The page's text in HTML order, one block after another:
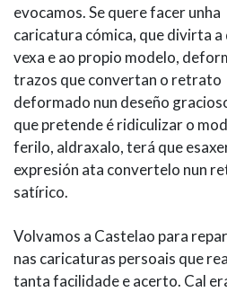
evocamos. Se quere facer unha
caricatura cómica, que divirta a
vexa e ao propio modelo,
trazos que convertan o retrato
deformado nun deseño
que pretende é ridiculizar o
ferilo, aldraxalo, terá que
expresión ata convertelo nun
satírico.
Volvamos a Castelao para
nas caricaturas persoais que
tanta facilidade e acerto. Cal